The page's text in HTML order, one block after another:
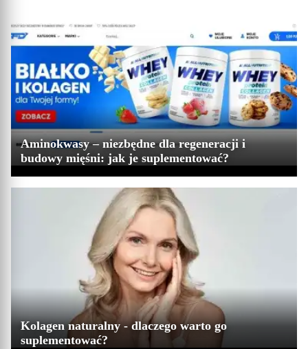
Aminokwasy – niezbędne dla regeneracji i
budowy mięśni: jak je suplementować?
Kolagen naturalny - dlaczego warto go
suplementować?